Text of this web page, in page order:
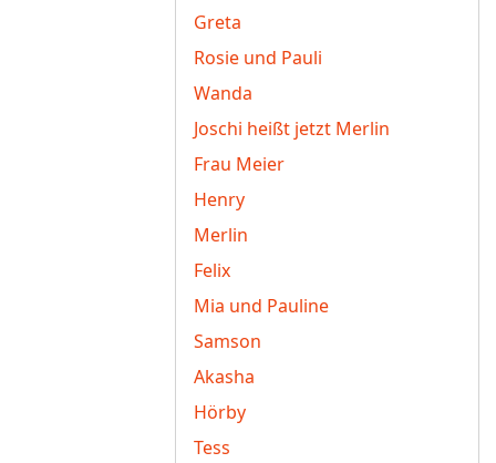
Greta
Rosie und Pauli
Wanda
Joschi heißt jetzt Merlin
Frau Meier
Henry
Merlin
Felix
Mia und Pauline
Samson
Akasha
Hörby
Tess